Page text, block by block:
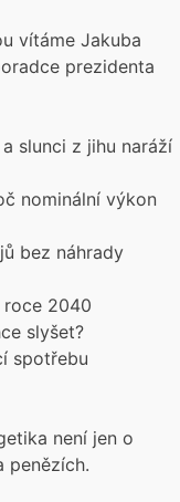
vítáme Jakuba
prezidenta
slunci z jihu naráží
nominální výkon
bez náhrady
roce 2040
slyšet?
spotřebu
není jen o
penězích.